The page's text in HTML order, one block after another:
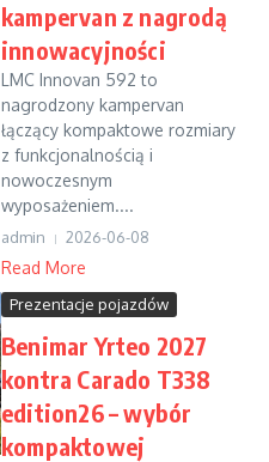
kampervan z nagrodą
innowacyjności
LMC Innovan 592 to
nagrodzony kampervan
łączący kompaktowe rozmiary
z funkcjonalnością i
nowoczesnym
wyposażeniem....
admin 2026-06-08
Read More
Prezentacje pojazdów
Benimar Yrteo 2027
kontra Carado T338
edition26 – wybór
kompaktowej